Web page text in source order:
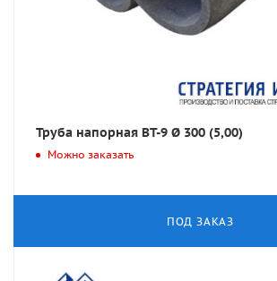
Труба напорная ВТ-9 Ø 300 (5,00)
Можно заказать
ПОД ЗАКАЗ